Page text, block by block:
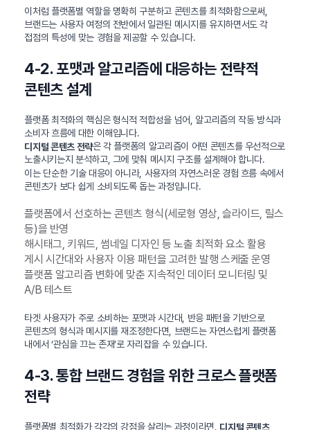
이처럼 플랫폼별 역할을 명확히 구분하고 콘텐츠를 최적화함으로써,
브랜드는 사용자 여정의 전반에서 일관된 메시지를 유지하면서도 각
접점의 특성에 맞는 경험을 제공할 수 있습니다.
4-2. 포맷과 알고리즘에 대응하는 전략적
콘텐츠 설계
플랫폼 최적화의 핵심은 형식적 적합성을 넘어, 알고리즘의 작동 방식과
소비자 흐름에 대한 이해입니다.
디지털 콘텐츠 전략은 각 플랫폼의 알고리즘이 어떤 콘텐츠를 우선적으로
노출시키는지 분석하고, 그에 맞춰 메시지 구조를 설계해야 합니다.
이는 단순한 기술 대응이 아니라, 사용자의 자연스러운 경험 흐름 속에서
콘텐츠가 보다 쉽게 소비되도록 돕는 과정입니다.
플랫폼에서 선호하는 콘텐츠 형식(세로형 영상, 슬라이드, 릴스
등)을 반영
해시태그, 키워드, 썸네일 디자인 등 노출 최적화 요소 활용
게시 시간대와 사용자 이용 패턴을 고려한 발행 스케줄 운영
플랫폼 알고리즘 변화에 맞춘 지속적인 데이터 모니터링 및
A/B 테스트
타겟 사용자가 주로 소비하는 포맷과 시간대, 반응 패턴을 기반으로
콘텐츠의 형식과 메시지를 재조정한다면, 브랜드는 자연스럽게 플랫폼
내에서 ‘관심을 끄는 존재’로 자리잡을 수 있습니다.
4-3. 통합 브랜드 경험을 위한 크로스 플랫폼
전략
플랫폼별 최적화가 각각의 강점을 살리는 과정이라면, 디지털 콘텐츠